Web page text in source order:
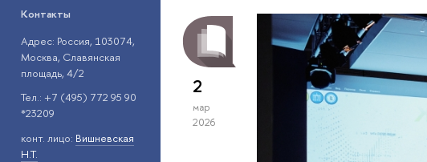
Контакты
Адрес: Россия, 103074,
Москва, Славянская
площадь, 4/2
Тел.: +7 (495) 772 95 90
*23209
конт. лицо: Вишневская
Н.Т.
2
мар
2026